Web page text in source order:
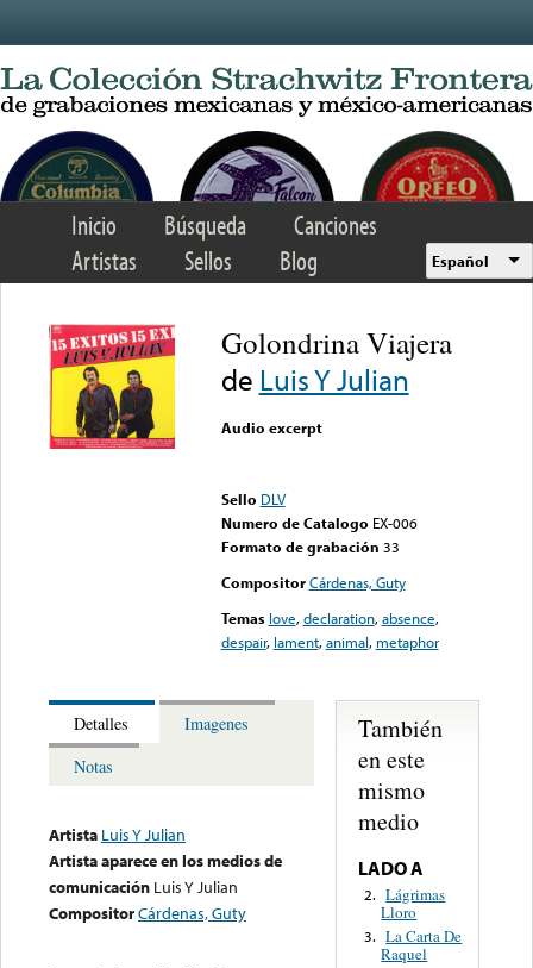
Inicio Búsqueda
Canciones
Artistas
Sellos Blog Español
Golondrina Viajera
de Luis Y Julian
Audio excerpt
Sello DLV
Numero de Catalogo EX-006
Formato de grabación 33
Compositor Cárdenas, Guty
Temas love,declaration,absence,
despair, lament,animal, metaphor
Detalles
Imagenes
Notas
Artista Luis Y Julian
Artista aparece en los medios de
comunicación Luis Y Julian
CompositorCárdenas, Guty
También
en este
mismo
medio
LADO A
2. Lágrimas
Lloro
3. La Carta De
Raquel